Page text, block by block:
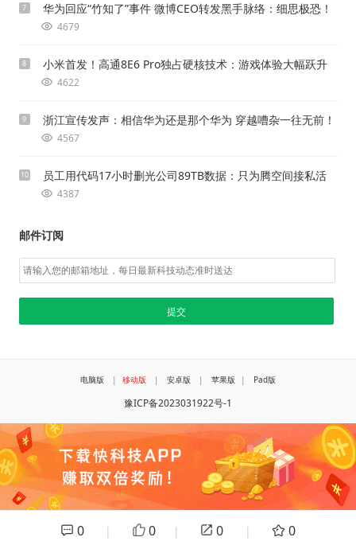
7 华为回应“竹知了”事件 微博CEO转发黑手脉络：细思极恐！
4679
8 小米首发！高通8E6 Pro独占硬核技术：游戏体验大幅跃升
4622
9 浙江宣传发声：相信华为还是那个华为 穿越嘈杂一往无前！
4567
10 员工用代码17小时删光公司89TB数据：只为腾空间接私活
4387
邮件订阅
0 | 0 | 0 | 0
电脑版 | 移动版 | 安卓版 | 苹果版 | Pad版
豫ICP备2023031922号-1